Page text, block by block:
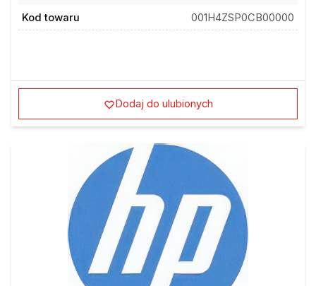
Kod towaru
001H4ZSP0CB00000
Dodaj do ulubionych